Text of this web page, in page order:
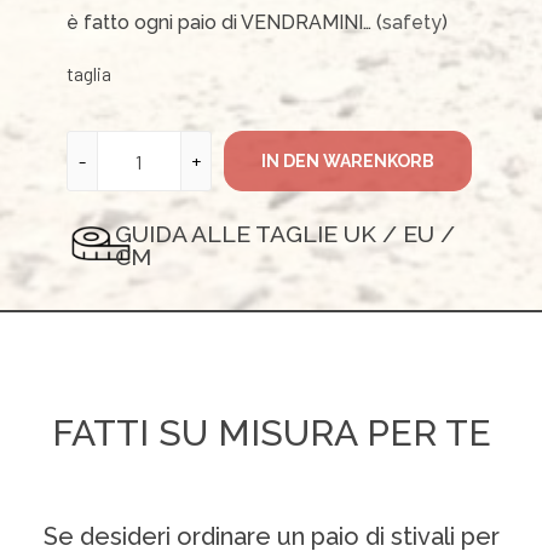
è fatto ogni paio di VENDRAMINI… (safety)
taglia
IN DEN WARENKORB
GUIDA ALLE TAGLIE UK / EU /
CM
FATTI SU MISURA PER TE
Se desideri ordinare un paio di stivali per